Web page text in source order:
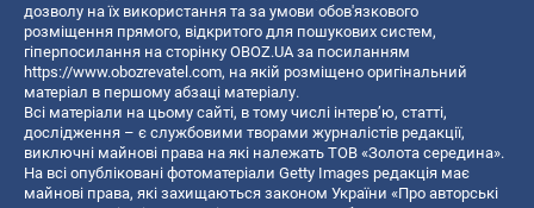
дозволу на їх використання та за умови обов'язкового
розміщення прямого, відкритого для пошукових систем,
гіперпосилання на сторінку OBOZ.UA за посиланням
https://www.obozrevatel.com, на якій розміщено оригінальний
матеріал в першому абзаці матеріалу.
Всі матеріали на цьому сайті, в тому числі інтерв’ю, статті,
дослідження – є службовими творами журналістів редакції,
виключні майнові права на які належать ТОВ «Золота середина».
На всі опубліковані фотоматеріали Getty Images редакція має
майнові права, які захищаються законом України «Про авторські